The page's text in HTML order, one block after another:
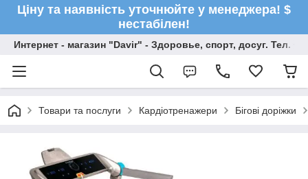
Ціну та наявність уточнюйте у менеджера! $
нестабілен!
Интернет - магазин "Davir" - Здоровье, спорт, досуг. Тел.
Товари та послуги Кардіотренажери Бігові доріжки